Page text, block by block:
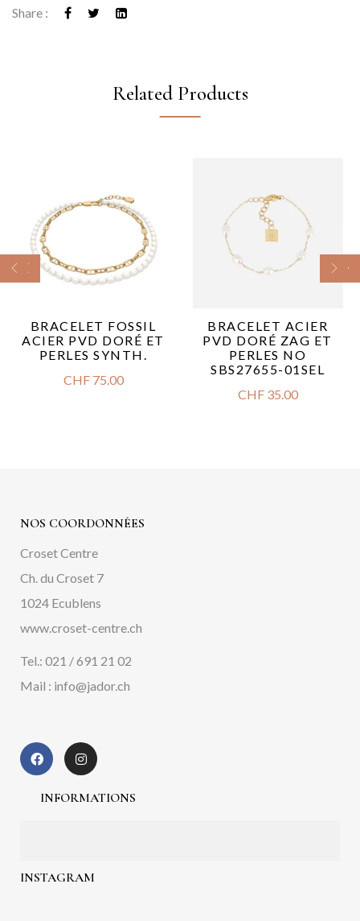
Share :
Related Products
BRACELET FOSSIL
ACIER PVD DORÉ ET
PERLES SYNTH.
CHF75.00
BRACELET ACIER
PVD DORÉ ZAG ET
PERLES NO
SBS27655-01SEL
CHF35.00
NOS COORDONNÉES
Croset Centre
Ch. du Croset 7
1024 Ecublens
www.croset-centre.ch
Tel.: 021 / 691 21 02
Mail : info@jador.ch
INFORMATIONS
INSTAGRAM